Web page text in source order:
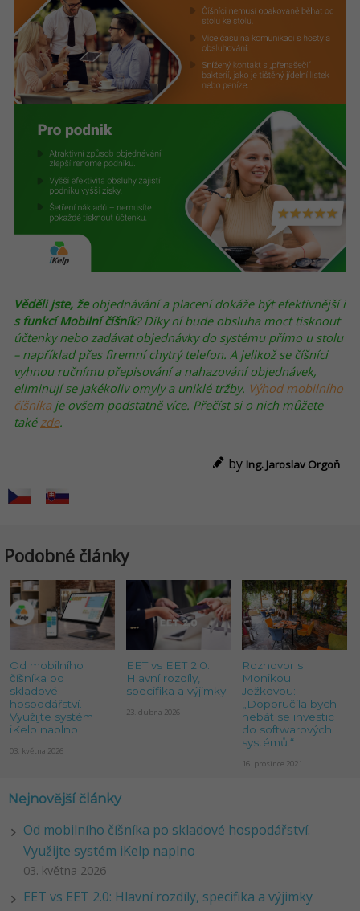
Věděli jste, žeobjednávání a placení dokáže být efektivnější i
s funkcí Mobilní číšník? Díky ní bude obsluha moct tisknout
účtenky nebo zadávat objednávky do systému přímo u stolu
– například přes firemní chytrý telefon. A jelikož se číšníci
vyhnou ručnímu přepisování a nahazování objednávek,
eliminují se jakékoliv omyly a uniklé tržby. Výhod mobilního
číšníkaje ovšem podstatně více. Přečíst si o nich můžete
také zde.
by Ing. Jaroslav Orgoň
Podobné články
Od mobilního
číšníka po
skladové
hospodářství.
Využijte systém
iKelp naplno
03. května 2026
EET vs EET 2.0:
Hlavní rozdíly,
specifika a výjimky
23. dubna 2026
Rozhovor s
Monikou
Ježkovou:
„Doporučila bych
nebát se investic
do softwarových
systémů.“
16. prosince 2021
Nejnovější články
Od mobilního číšníka po skladové hospodářství.
Využijte systém iKelp naplno
03. května 2026
EET vs EET 2.0: Hlavní rozdíly, specifika a výjimky